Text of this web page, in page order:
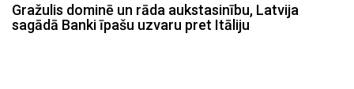
Gražulis dominē un rāda aukstasinību, Latvija
sagādā Banki īpašu uzvaru pret Itāliju